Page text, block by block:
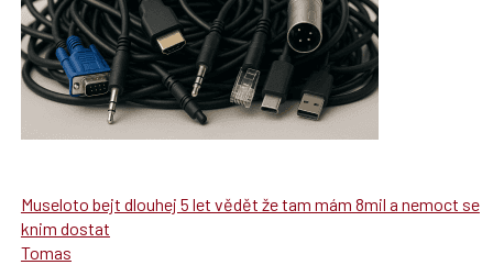
Museloto bejt dlouhej 5 let vědět že tam mám 8mil a nemoct se
knim dostat
Tomas